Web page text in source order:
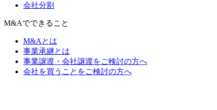
会社分割
M&Aでできること
M&Aとは
事業承継とは
事業譲渡・会社譲渡をご検討の方へ
会社を買うことをご検討の方へ